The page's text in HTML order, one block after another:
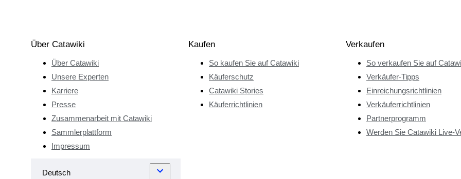
Über Catawiki
Über Catawiki
Unsere Experten
Karriere
Presse
Zusammenarbeit mit Catawiki
Sammlerplattform
Impressum
Kaufen
So kaufen Sie auf Catawiki
Käuferschutz
Catawiki Stories
Käuferrichtlinien
Verkaufen
So verkaufen Sie auf
Verkäufer-Tipps
Einreichungsrichtlinien
Verkäuferrichtlinien
Partnerprogramm
Werden Sie Catawiki Live-